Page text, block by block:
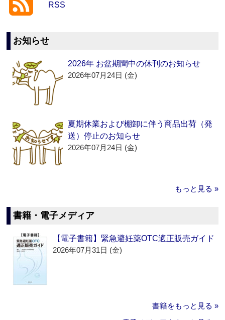
RSS
お知らせ
2026年 お盆期間中の休刊のお知らせ
2026年07月24日 (金)
夏期休業および棚卸に伴う商品出荷（発
送）停止のお知らせ
2026年07月24日 (金)
もっと見る »
書籍・電子メディア
【電子書籍】緊急避妊薬OTC適正販売ガイド
2026年07月31日 (金)
書籍をもっと見る »